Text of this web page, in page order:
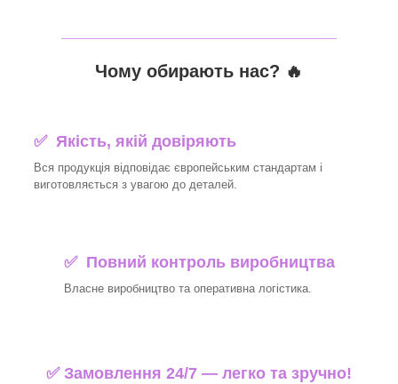
Чому обирають нас? 🔥
✅ Якість, якій довіряють
Вся продукція відповідає європейським стандартам і
виготовляється з увагою до деталей.
✅ Повний контроль виробництва
Власне виробництво та оперативна логістика.
✅ Замовлення 24/7 — легко та зручно!